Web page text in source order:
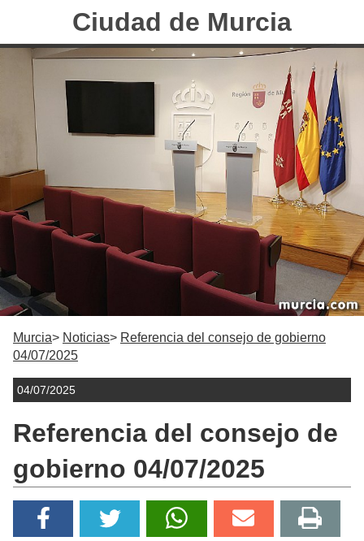
Ciudad de Murcia
Murcia Noticias
Referencia del consejo de gobierno
04/07/2025
04/07/2025
Referencia del consejo de
gobierno 04/07/2025